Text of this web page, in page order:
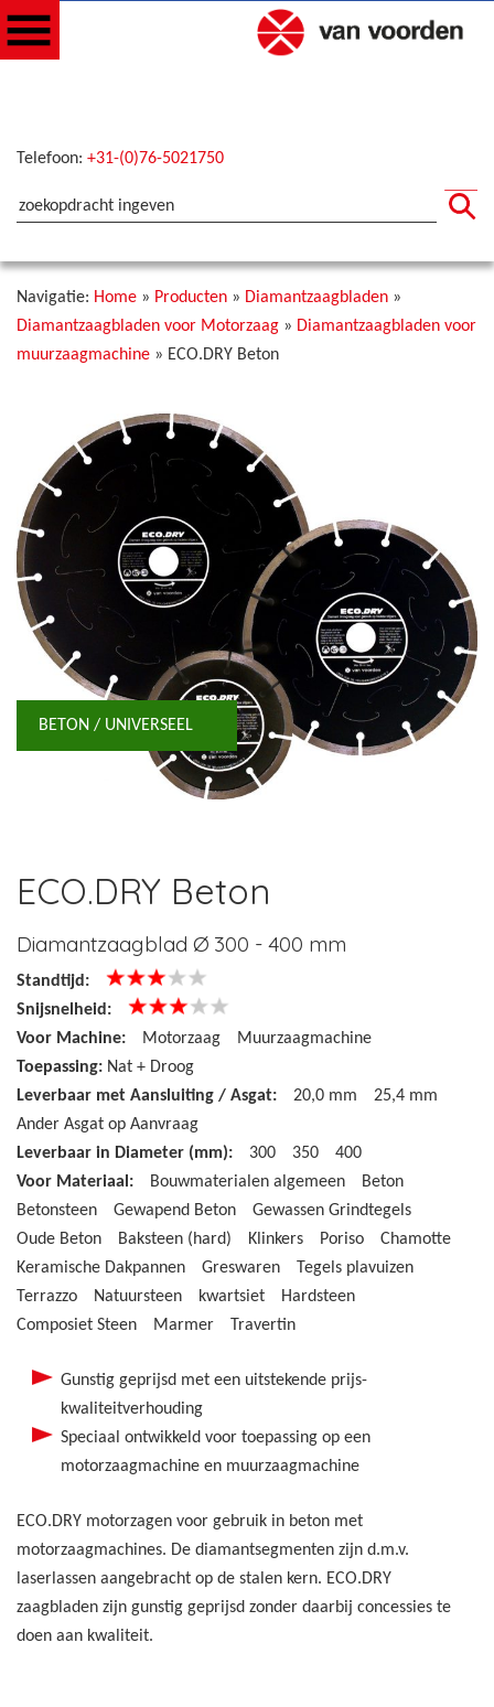
Telefoon: +31-(0)76-5021750
Navigatie: Home » Producten » Diamantzaagbladen »
Diamantzaagbladen voor Motorzaag » Diamantzaagbladen voor
muurzaagmachine » ECO.DRY Beton
BETON / UNIVERSEEL
ECO.DRY Beton
Diamantzaagblad Ø 300 - 400 mm
Standtijd:
Snijsnelheid:
Voor Machine:
Motorzaag
Muurzaagmachine
Toepassing: Nat + Droog
Leverbaar met Aansluiting / Asgat:
20,0 mm
25,4 mm
Ander Asgat op Aanvraag
Leverbaar in Diameter (mm):
300 350
400
Voor Materiaal:
Bouwmaterialen algemeen
Beton
Betonsteen
Gewapend Beton
Gewassen Grindtegels
Oude Beton
Baksteen (hard) Klinkers Poriso
Chamotte
Keramische Dakpannen
Greswaren
Tegels plavuizen
Terrazzo
Natuursteen kwartsiet
Hardsteen
Composiet Steen
Marmer Travertin
Gunstig geprijsd met een uitstekende prijs-
kwaliteitverhouding
Speciaal ontwikkeld voor toepassing op een
motorzaagmachine en muurzaagmachine
ECO.DRY motorzagen voor gebruik in beton met
motorzaagmachines. De diamantsegmenten zijn d.m.v.
laserlassen aangebracht op de stalen kern. ECO.DRY
zaagbladen zijn gunstig geprijsd zonder daarbij concessies te
doen aan kwaliteit.